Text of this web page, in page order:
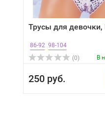
Трусы для девочки,
86-92 98-104
(0)
В
250 руб.